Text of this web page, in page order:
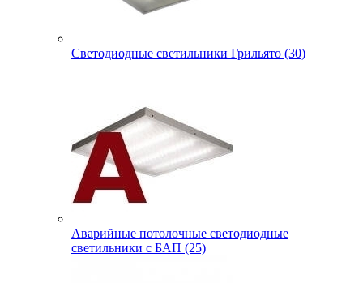
Светодиодные светильники Грильято (30)
Аварийные потолочные светодиодные
светильники с БАП (25)